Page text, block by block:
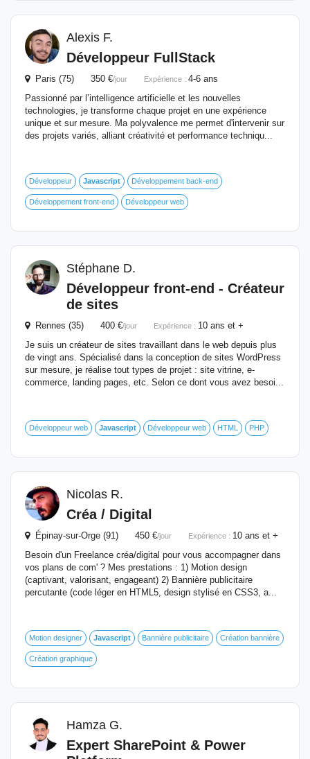
Alexis F.
Développeur FullStack
Paris (75) 350 €/jour Expérience : 4-6 ans
Passionné par l’intelligence artificielle et les nouvelles
technologies, je transforme chaque projet en une expérience
unique et sur mesure. Ma polyvalence me permet d'intervenir sur
des projets variés, alliant créativité et performance techniqu...
Développeur Javascript Développement back-end
Développement front-end Développeur web
Stéphane D.
Développeur front-end - Créateur
de sites
Rennes (35) 400 €/jour Expérience : 10 ans et +
Je suis un créateur de sites travaillant dans le web depuis plus
de vingt ans. Spécialisé dans la conception de sites WordPress
sur mesure, je réalise tout types de projet : site vitrine, e-
commerce, landing pages, etc. Selon ce dont vous avez besoi...
Développeur web Javascript Développeur web HTML PHP
Nicolas R.
Créa / Digital
Épinay-sur-Orge (91) 450 €/jour Expérience : 10 ans et +
Besoin d'un Freelance créa/digital pour vous accompagner dans
vos plans de com' ? Mes prestations : 1) Motion design
(captivant, valorisant, engageant) 2) Bannière publicitaire
percutante (code léger en HTML5, design stylisé en CSS3, a...
Motion designer Javascript Bannière publicitaire Création bannière
Création graphique
Hamza G.
Expert SharePoint & Power